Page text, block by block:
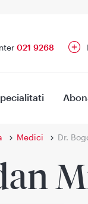
021 9268
Medici Dr.